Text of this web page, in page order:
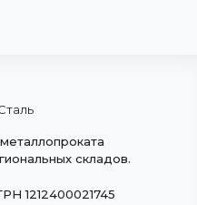
складов.
1212400021745